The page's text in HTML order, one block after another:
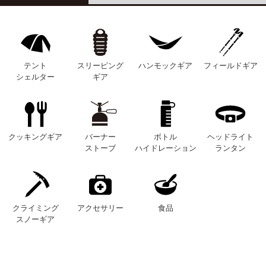
テント
シェルター
スリーピング
ギア
ハンモックギア フィールドギア
クッキングギア
バーナー
ストーブ
ボトル
ハイドレーション
ヘッドライト
ランタン
クライミング
スノーギア
アクセサリー 食品